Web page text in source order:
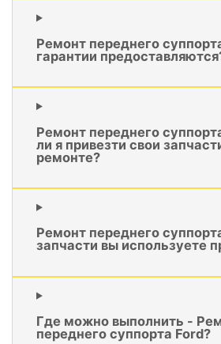
Ремонт переднего
гарантии
Ремонт переднего
ли я привезти свои
ремонте?
Ремонт переднего
запчасти вы используете
Где можно выполнить -
переднего суппорта Ford?